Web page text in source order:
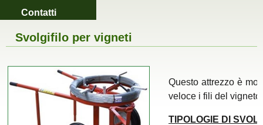
Contatti
Svolgifilo per vigneti
Questo attrezzo è
veloce i fili del vigneto.
TIPOLOGIE DI